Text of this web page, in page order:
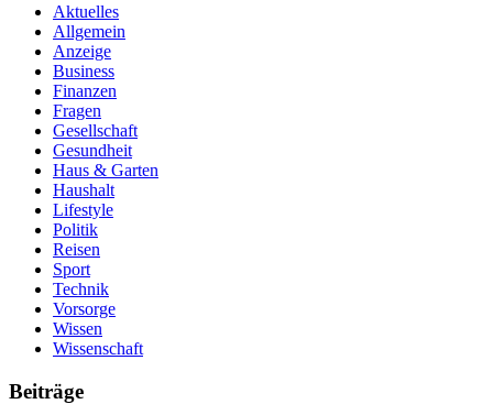
Aktuelles
Allgemein
Anzeige
Business
Finanzen
Fragen
Gesellschaft
Gesundheit
Haus & Garten
Haushalt
Lifestyle
Politik
Reisen
Sport
Technik
Vorsorge
Wissen
Wissenschaft
Beiträge